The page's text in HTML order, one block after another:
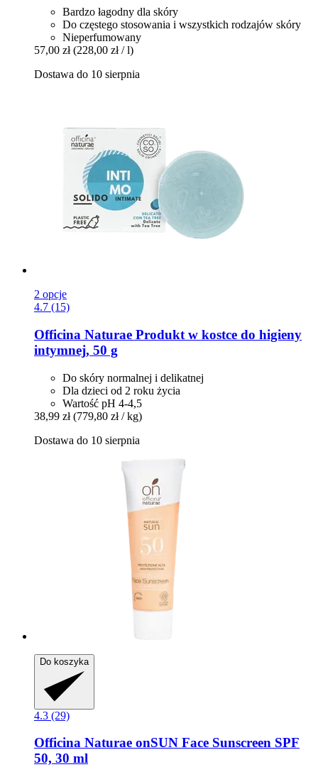
Bardzo łagodny dla skóry
Do częstego stosowania i wszystkich rodzajów skóry
Nieperfumowany
57,00 zł (228,00 zł / l)
Dostawa do 10 sierpnia
2 opcje
4.7 (15)
Officina Naturae Produkt w kostce do higieny
intymnej, 50 g
Do skóry normalnej i delikatnej
Dla dzieci od 2 roku życia
Wartość pH 4-4,5
38,99 zł (779,80 zł / kg)
Dostawa do 10 sierpnia
Do koszyka
4.3 (29)
Officina Naturae onSUN Face Sunscreen SPF
50, 30 ml